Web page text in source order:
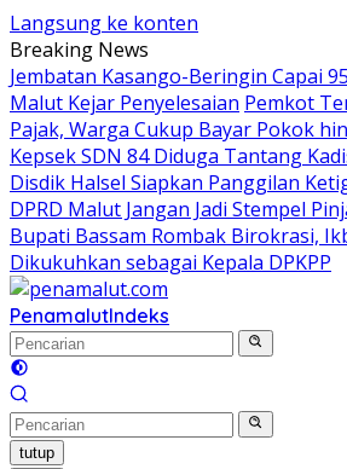
Langsung ke konten
Breaking News
Jembatan Kasango-Beringin Capai
Malut Kejar Penyelesaian Pemkot
Pajak, Warga Cukup Bayar Pokok
Kepsek SDN 84 Diduga Tantang
Disdik Halsel Siapkan Panggilan
DPRD Malut Jangan Jadi Stempel
Bupati Bassam Rombak Birokrasi,
Dikukuhkan sebagai Kepala DPKPP
PenamalutIndeks
tutup